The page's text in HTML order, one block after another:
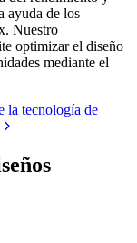
ayuda de los
Nuestro
optimizar el diseño
mediante el
la tecnología de